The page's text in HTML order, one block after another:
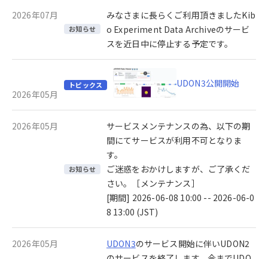
2026年07月
お知らせ
みなさまに長らくご利用頂きましたKib
o Experiment Data Archiveのサービ
スを近日中に停止する予定です。
2026年05月
トピックス UDON3公開開始
2026年05月
お知らせ
サービスメンテナンスの為、以下の期
間にてサービスが利用不可となりま
す。
ご迷惑をおかけしますが、ご了承くだ
さい。［メンテナンス］
[期間] 2026-06-08 10:00 -- 2026-06-0
8 13:00 (JST)
2026年05月 UDON3のサービス開始に伴いUDON2